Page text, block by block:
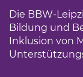
Die BBW-
Bildung und
Inklusion von